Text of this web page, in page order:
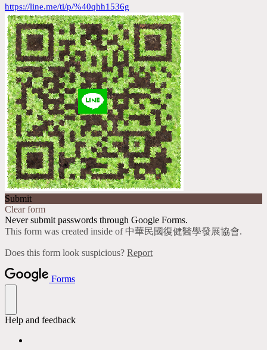
https://line.me/ti/p/%40qhh1536g
Submit
Clear form
Never submit passwords through Google Forms.
This form was created inside of 中華民國復健醫學發展協會.
Does this form look suspicious? Report
Forms
Help and feedback